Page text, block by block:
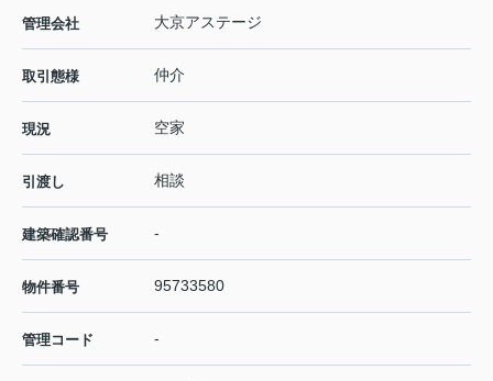
管理会社 大京アステージ
取引態様 仲介
現況 空家
引渡し 相談
建築確認番号 -
物件番号 95733580
管理コード -